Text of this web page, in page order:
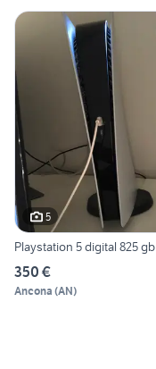
5
Playstation 5 digital 825 gb
350 €
Ancona (AN)